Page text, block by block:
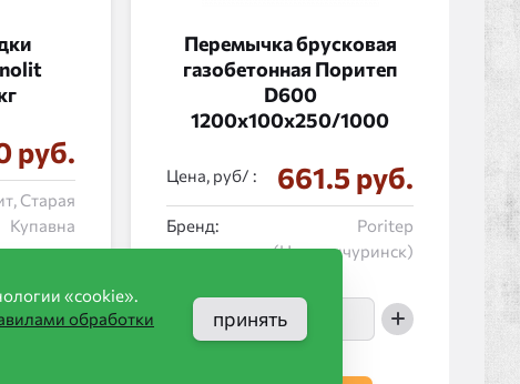
руб.
Старая
Купавна
Перемычка брусковая
газобетонная Поритеп
D600
1200x100x250/1000
Цена, руб/ : 661.5 руб.
Бренд:
Poritep
(Новомичуринск)
«cookie».
обработки
принять